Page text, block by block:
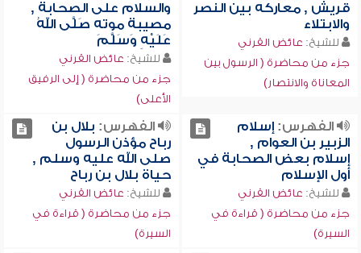
قريش , معاركه بين النصر
والابتلاء
للشيخ: عائض القرني
جزء من محاضرة ( الرسول بين
المعاناة والانتصار)
والسلام على الصحابة ,
مصيبة موته صَلَّى اللهُ
عَلَيْهِ وَسَلَّمَ
للشيخ: عائض القرني
جزء من محاضرة ( إلى الرفيق
الأعلى)
الفهرس:إسلام
الزبير بن العوام ,
إسلام بعض الصحابة في
أول الإسلام
للشيخ: عائض القرني
جزء من محاضرة ( قراءة في
السيرة)
الفهرس: بلال بن
رباح مؤذن الرسول
صلى الله عليه وسلم ,
حياة بلال بن رباح
للشيخ: عائض القرني
جزء من محاضرة ( قراءة في
السيرة)